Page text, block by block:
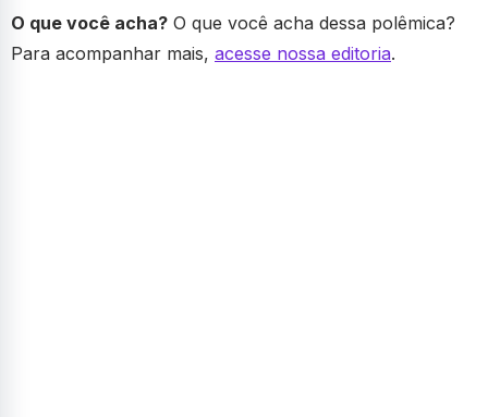
O que você acha? O que você acha dessa polêmica?
Para acompanhar mais, acesse nossa editoria.